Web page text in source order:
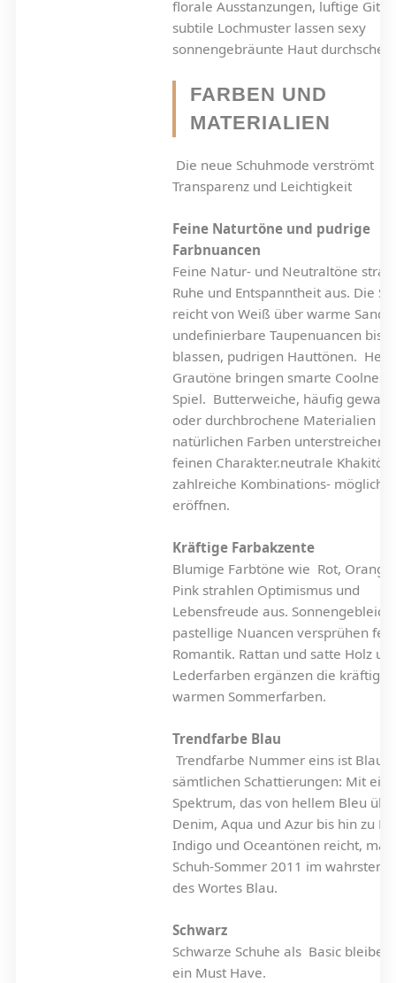
florale Ausstanzungen, luftige
subtile Lochmuster lassen sexy
sonnengebräunte Haut
FARBEN UND
MATERIALIEN
Die neue Schuhmode verströmt
Transparenz und Leichtigkeit
Feine Naturtöne und pudrige
Farbnuancen
Feine Natur- und Neutraltöne
Ruhe und Entspanntheit aus. Die
reicht von Weiß über warme Sand-
undefinierbare Taupenuancen bis
blassen, pudrigen Hauttönen. Helle
Grautöne bringen smarte Coolness
Spiel. Butterweiche, häufig
oder durchbrochene Materialien in
natürlichen Farben unterstreichen
feinen Charakter.neutrale
zahlreiche Kombinations-
eröffnen.
Kräftige Farbakzente
Blumige Farbtöne wie Rot, Orange
Pink strahlen Optimismus und
Lebensfreude aus.
pastellige Nuancen versprühen
Romantik. Rattan und satte Holz
Lederfarben ergänzen die kräftigen
warmen Sommerfarben.
Trendfarbe Blau
Trendfarbe Nummer eins ist Blau
sämtlichen Schattierungen: Mit
Spektrum, das von hellem Bleu
Denim, Aqua und Azur bis hin zu
Indigo und Oceantönen reicht,
Schuh-Sommer 2011 im wahrsten
des Wortes Blau.
Schwarz
Schwarze Schuhe als Basic bleiben
ein Must Have.